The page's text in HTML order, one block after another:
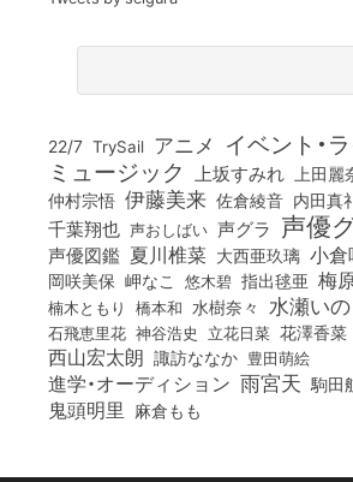
22/7 TrySail アニメ イベント・
ミュージック 上坂すみれ 上田麗
仲村宗悟 伊藤美来 佐倉綾音 内田真
千葉翔也 声おしばい 声グラ 声優
声優図鑑 夏川椎菜 大西亜玖璃 小
岡咲美保 岬なこ 悠木碧 指出毬亜 梅
楠木ともり 橋本和 水樹奈々 水瀬いの
石飛恵里花 神谷浩史 立花日菜 花澤香菜
西山宏太朗 諏訪ななか 豊田萌絵
進学・オーディション 雨宮天 駒田
鬼頭明里 麻倉もも